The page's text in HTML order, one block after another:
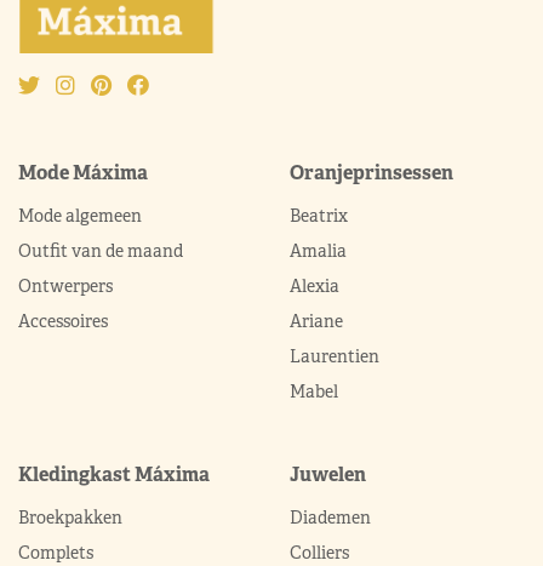
Mode Máxima
Mode algemeen
Outfit van de maand
Ontwerpers
Accessoires
Oranjeprinsessen
Beatrix
Amalia
Alexia
Ariane
Laurentien
Mabel
Kledingkast Máxima
Broekpakken
Complets
Juwelen
Diademen
Colliers